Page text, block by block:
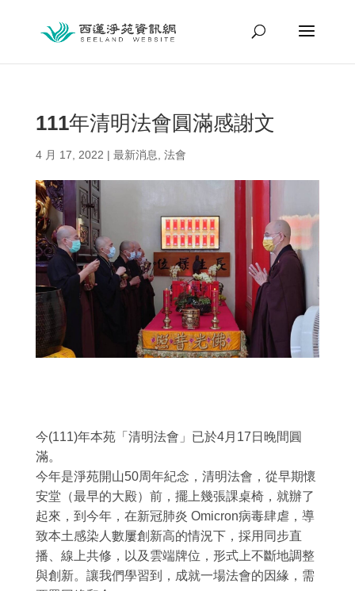
111年清明法會圓滿感謝文
4 月 17, 2022 | 最新消息 法會
今(111)年本苑「清明法會」已於4月17日晚間圓
滿。
今年是淨苑開山50周年紀念，清明法會，從早期懷
安堂（最早的大殿）前，擺上幾張課桌椅，就辦了
起來，到今年，在新冠肺炎 Omicron病毒肆虐，導
致本土感染人數屢創新高的情況下，採用同步直
播、線上共修，以及雲端牌位，形式上不斷地調整
與創新。讓我們學習到，成就一場法會的因緣，需